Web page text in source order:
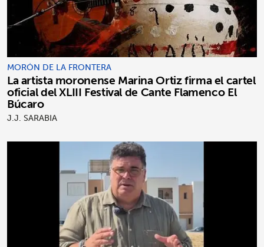
MORÓN DE LA FRONTERA
La artista moronense Marina Ortiz firma el cartel
oficial del XLIII Festival de Cante Flamenco El
Búcaro
J.J. SARABIA